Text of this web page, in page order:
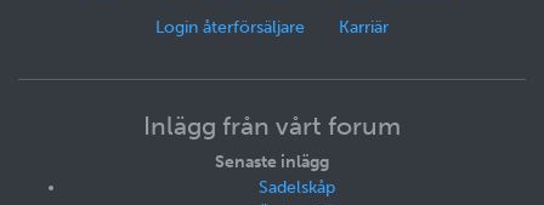
Login återförsäljare Karriär
Inlägg från vårt forum
Senaste inlägg
Sadelskåp